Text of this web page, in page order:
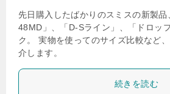
先日購入したばかりのスミスの新製品
48MD」、「D-Sライン」、「ドロッ
ク。 実物を使ってのサイズ比較など
介します。
続きを読む